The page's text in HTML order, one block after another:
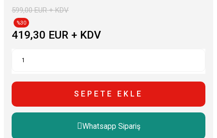
599,00 EUR + KDV
%30
419,30 EUR + KDV
SEPETE EKLE
Whatsapp Sipariş